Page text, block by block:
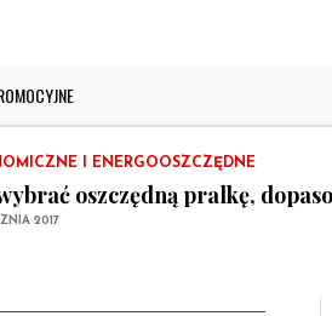
kupimy taniej?
I ENERGOOSZCZĘDNE
oszczędną pralkę,
2017
wybrać dobrą lodówkę?